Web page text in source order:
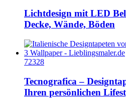
Lichtdesign mit LED
Decke, Wände, Böden
72328
Tecnografica –
Ihren persönlichen